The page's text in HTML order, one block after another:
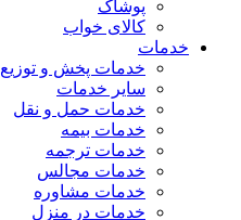
پوشاک
کالای خواب
خدمات
خدمات پخش و توزیع
سایر خدمات
خدمات حمل و نقل
خدمات بیمه
خدمات ترجمه
خدمات مجالس
خدمات مشاوره
خدمات در منزل